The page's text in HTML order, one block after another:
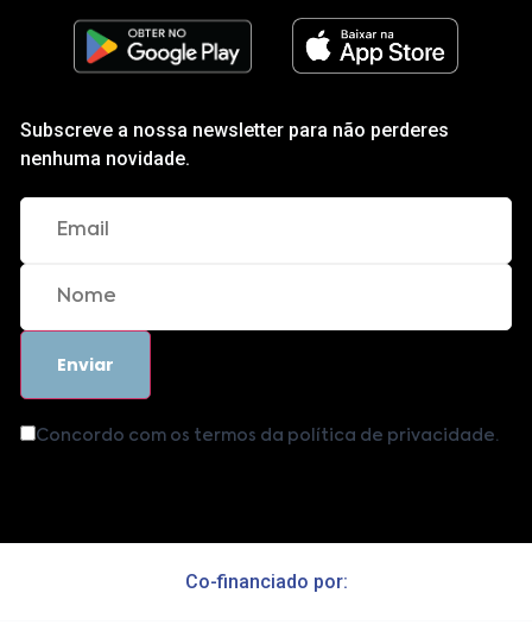
Subscreve a nossa newsletter para não perderes
nenhuma novidade.
Concordo com os termos da política de privacidade.
Co-financiado por: